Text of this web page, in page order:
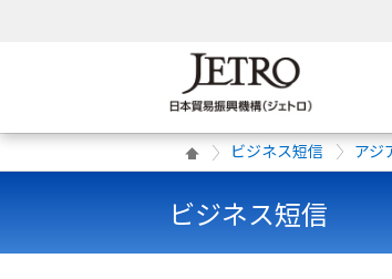
ビジネス短信 アジ
ビジネス短信